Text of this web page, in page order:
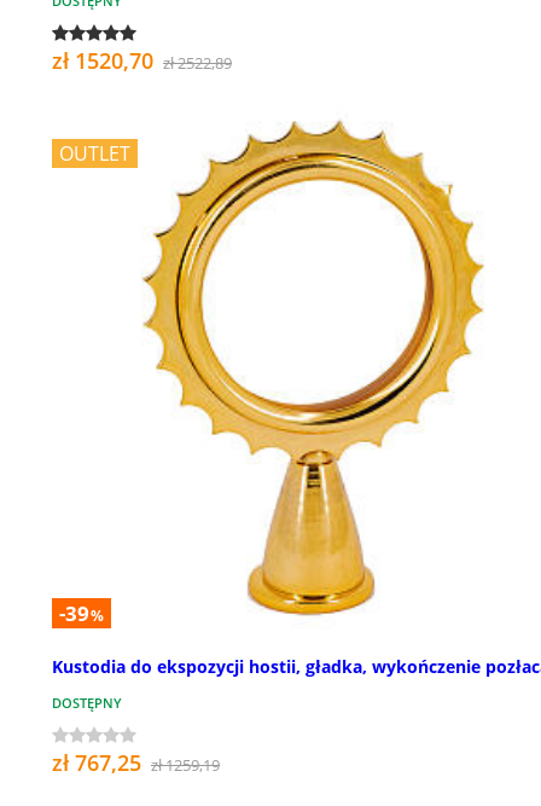
zł 1520,70 zł 2522,89
OUTLET
-39%
Kustodia do ekspozycji hostii, gładka, wykończenie
DOSTĘPNY
zł 767,25 zł 1259,19